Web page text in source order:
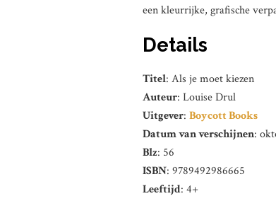
een kleurrijke, grafische
Details
Titel: Als je moet kiezen
Auteur: Louise Drul
Uitgever: Boycott Books
Datum van verschijnen:
Blz: 56
ISBN: 9789492986665
Leeftijd: 4+